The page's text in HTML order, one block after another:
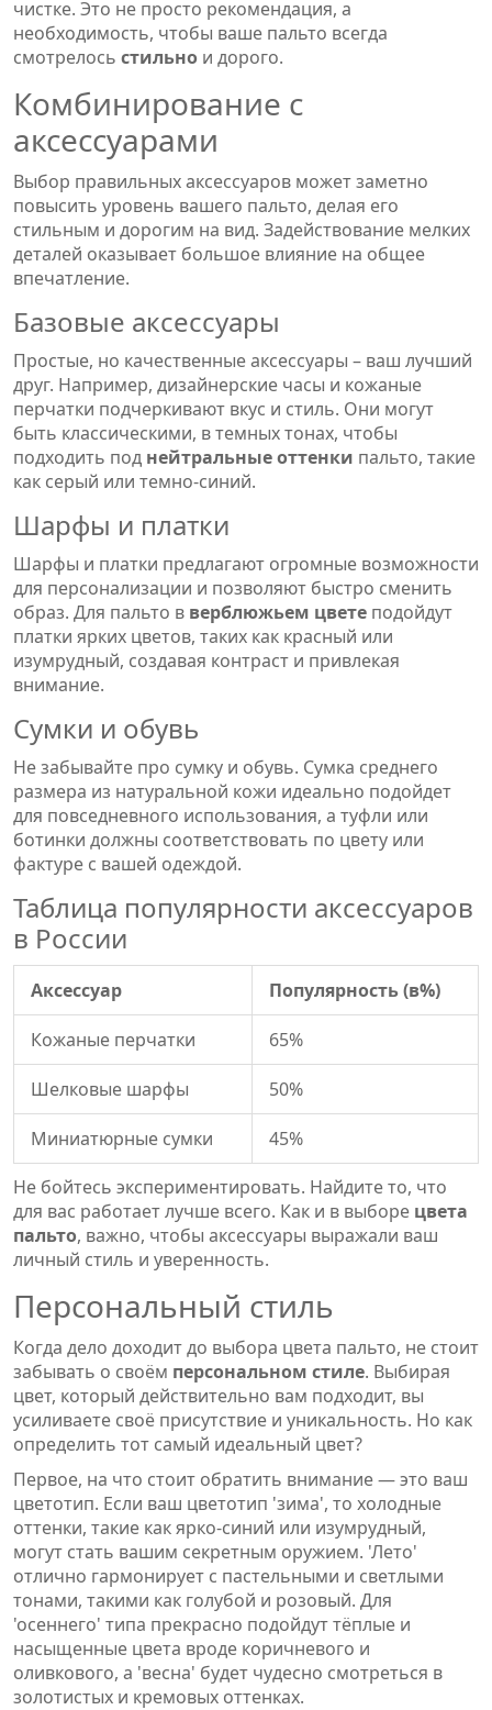
чистке. Это не просто рекомендация, а
необходимость, чтобы ваше пальто всегда
смотрелось стильно и дорого.
Комбинирование с
аксессуарами
Выбор правильных аксессуаров может заметно
повысить уровень вашего пальто, делая его
стильным и дорогим на вид. Задействование мелких
деталей оказывает большое влияние на общее
впечатление.
Базовые аксессуары
Простые, но качественные аксессуары – ваш лучший
друг. Например, дизайнерские часы и кожаные
перчатки подчеркивают вкус и стиль. Они могут
быть классическими, в темных тонах, чтобы
подходить под нейтральные оттенки пальто, такие
как серый или темно-синий.
Шарфы и платки
Шарфы и платки предлагают огромные возможности
для персонализации и позволяют быстро сменить
образ. Для пальто в верблюжьем цвете подойдут
платки ярких цветов, таких как красный или
изумрудный, создавая контраст и привлекая
внимание.
Сумки и обувь
Не забывайте про сумку и обувь. Сумка среднего
размера из натуральной кожи идеально подойдет
для повседневного использования, а туфли или
ботинки должны соответствовать по цвету или
фактуре с вашей одеждой.
Таблица популярности аксессуаров
в России
Аксессуар Популярность (в%)
Кожаные перчатки 65%
Шелковые шарфы 50%
Миниатюрные сумки
45%
Не бойтесь экспериментировать. Найдите то, что
для вас работает лучше всего. Как и в выборе цвета
пальто, важно, чтобы аксессуары выражали ваш
личный стиль и уверенность.
Персональный стиль
Когда дело доходит до выбора цвета пальто, не стоит
забывать о своём персональном стиле. Выбирая
цвет, который действительно вам подходит, вы
усиливаете своё присутствие и уникальность. Но как
определить тот самый идеальный цвет?
Первое, на что стоит обратить внимание — это ваш
цветотип. Если ваш цветотип 'зима', то холодные
оттенки, такие как ярко-синий или изумрудный,
могут стать вашим секретным оружием. 'Лето'
отлично гармонирует с пастельными и светлыми
тонами, такими как голубой и розовый. Для
'осеннего' типа прекрасно подойдут тёплые и
насыщенные цвета вроде коричневого и
оливкового, а 'весна' будет чудесно смотреться в
золотистых и кремовых оттенках.